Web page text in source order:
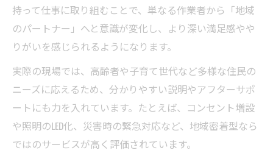
持って仕事に取り組むことで、単なる作業者から「地域
のパートナー」へと意識が変化し、より深い満足感やや
りがいを感じられるようになります。
実際の現場では、高齢者や子育て世代など多様な住民の
ニーズに応えるため、分かりやすい説明やアフターサポ
ートにも力を入れています。たとえば、コンセント増設
や照明のLED化、災害時の緊急対応など、地域密着型なら
ではのサービスが高く評価されています。